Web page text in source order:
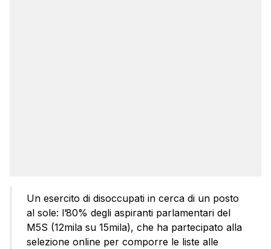
Un esercito di disoccupati in cerca di un posto
al sole: l’80% degli aspiranti parlamentari del
M5S (12mila su 15mila), che ha partecipato alla
selezione online per comporre le liste alle